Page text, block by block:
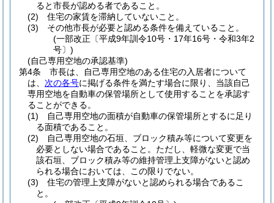
ると市長が認める者であること。
(2)
住宅の家賃を滞納していないこと。
(3)
その他市長が必要と認める条件を備えていること。
(一部改正〔平成9年訓令10号・17年16号・令和3年2
号〕)
(自己専用空地の承認基準)
第4条
市長は、自己専用空地のある住宅の入居者について
は、 次の各号に掲げる条件を満たす場合に限り、当該自己
専用空地を自動車の保管場所として使用することを承認す
ることができる。
(1)
自己専用空地の面積が自動車の保管場所とするに足り
る面積であること。
(2)
自己専用空地の石垣、ブロック積み等について変更を
必要としない場合であること。 ただし、軽微な変更で当
該石垣、ブロック積み等の維持管理上支障がないと認め
られる場合においては、この限りでない。
(3)
住宅の管理上支障がないと認められる場合であるこ
と。